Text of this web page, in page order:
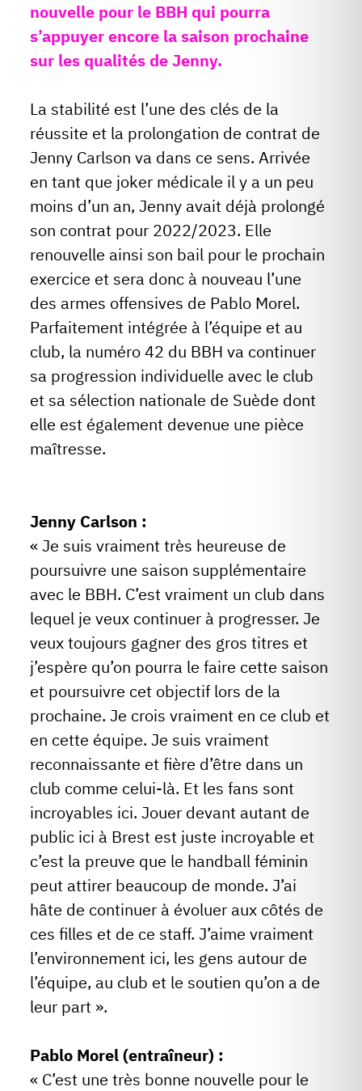
nouvelle pour le BBH qui pourra
s’appuyer encore la saison prochaine
sur les qualités de Jenny.
La stabilité est l’une des clés de la
réussite et la prolongation de contrat de
Jenny Carlson va dans ce sens. Arrivée
en tant que joker médicale il y a un peu
moins d’un an, Jenny avait déjà prolongé
son contrat pour 2022/2023. Elle
renouvelle ainsi son bail pour le prochain
exercice et sera donc à nouveau l’une
des armes offensives de Pablo Morel.
Parfaitement intégrée à l’équipe et au
club, la numéro 42 du BBH va continuer
sa progression individuelle avec le club
et sa sélection nationale de Suède dont
elle est également devenue une pièce
maîtresse.
Jenny Carlson :
« Je suis vraiment très heureuse de
poursuivre une saison supplémentaire
avec le BBH. C’est vraiment un club dans
lequel je veux continuer à progresser. Je
veux toujours gagner des gros titres et
j’espère qu’on pourra le faire cette saison
et poursuivre cet objectif lors de la
prochaine. Je crois vraiment en ce club et
en cette équipe. Je suis vraiment
reconnaissante et fière d’être dans un
club comme celui-là. Et les fans sont
incroyables ici. Jouer devant autant de
public ici à Brest est juste incroyable et
c’est la preuve que le handball féminin
peut attirer beaucoup de monde. J’ai
hâte de continuer à évoluer aux côtés de
ces filles et de ce staff. J’aime vraiment
l’environnement ici, les gens autour de
l’équipe, au club et le soutien qu’on a de
leur part ».
Pablo Morel (entraîneur) :
« C’est une très bonne nouvelle pour le